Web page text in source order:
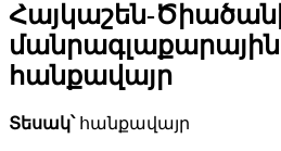
Հայկաշեն-
հանքավայր
Տեսակ՝հանքավայր